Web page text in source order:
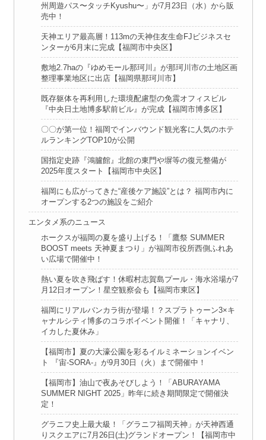
州周遊パス〜タッチKyushu〜」が7月23日（水）から販
売中！
天神エリア最高層！113mの天神住友生命FJビジネスセ
ンターが6月末に完成【福岡市中央区】
敷地2.7haの『ゆめモール那珂川』が那珂川市の土地区画
整理事業地区に出店【福岡県那珂川市】
既存躯体を再利用した環境配慮型の免震オフィスビル
『中央日土地博多駅前ビル』が完成【福岡市博多区】
〇〇が第一位！福岡でインバウンド観光客に人気のホテ
ルランキングTOP10が公開
国指定史跡『鴻臚館』北館の東門や塀等の復元整備が
2025年度スタート【福岡市中央区】
福岡にも広がってきた“産後ケア施設”とは？ 福岡市内に
オープンする2つの施設をご紹介
エンタメ系のニュース
ホークスが福岡の夏を盛り上げる！「鷹祭 SUMMER
BOOST meets 天神夏まつり」が福岡市役所西側ふれあ
い広場で開催中！
熱い夏を吹き飛ばす！休暇村志賀島プール・海水浴場が7
月12日オープン！星空観察会も【福岡市東区】
福岡にリアルバンカラ街が登場！？スプラトゥーン3×キ
ャナルシティ博多のコラボイベント開催！「キャナリ、
イカした夏休み」
【福岡市】夏の大濠公園を彩るイルミネーションイベン
ト 『宙‑SORA‑』が9月30日（火）まで開催中！
【福岡市】油山で夜あそびしよう！「ABURAYAMA
SUMMER NIGHT 2025」昨年に続き期間限定で開催決
定！
グラニフ史上最大級！「グラニフ福岡天神」が天神西通
りスクエアに7月26日(土)グランドオープン！【福岡市中